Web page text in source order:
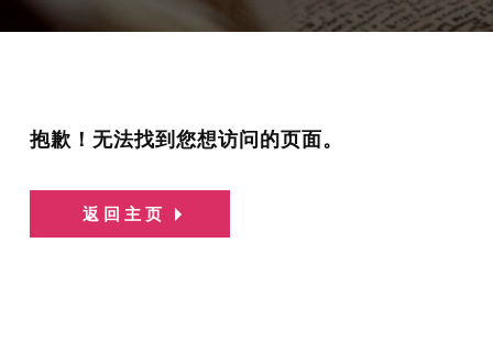
抱歉！无法找到您想访问的页面。
返回主页